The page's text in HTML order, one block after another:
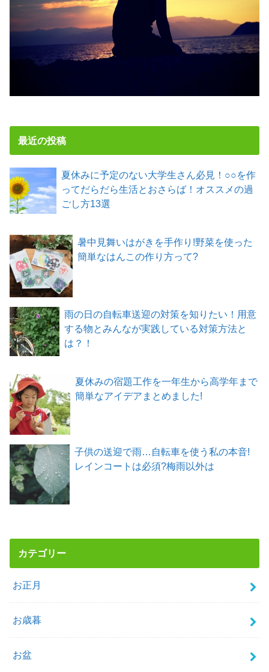
最近の投稿
夏休みに予定のない大学生さん必見！○○を作
ってだらだら生活とおさらば！オススメの過
ごし方13選
暑中見舞いはがきを手作り!野菜を使った
簡単なはんこの作り方って?
雨の日の自転車送迎の対策を知りたい！用意
する物とみんなが実践している対策方法と
は？！
夏休みの宿題工作を一年生から高学年まで
簡単なアイデアまとめました!
子供の送迎で雨…自転車を使う私の本音!
レインコートは必須?梅雨以外は
カテゴリー
お正月
お歳暮
お盆